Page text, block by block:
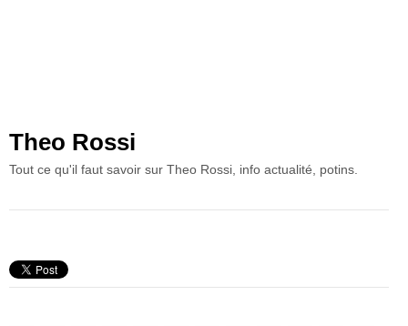
Theo Rossi
Tout ce qu'il faut savoir sur Theo Rossi, info actualité, potins.